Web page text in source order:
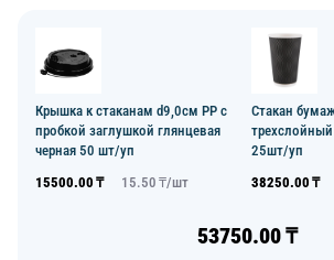
Крышка к стаканам d9,0см PP с
пробкой заглушкой глянцевая
черная 50 шт/уп
15500.00 ₸ 15.50 ₸/шт
Стакан
25шт/уп
38250.00 ₸
53750.00₸